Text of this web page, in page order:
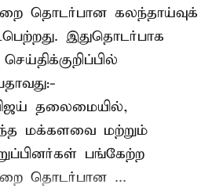
தொடர்பான கலந்தாய்வுக்
இதுதொடர்பாக
தலைமையில்,
மக்களவை மற்றும்
பங்கேற்ற
தொடர்பான ...